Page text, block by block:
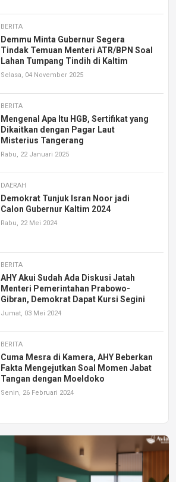
BERITA
Demmu Minta Gubernur Segera
Tindak Temuan Menteri ATR/BPN Soal
Lahan Tumpang Tindih di Kaltim
Selasa, 04 November 2025
BERITA
Mengenal Apa Itu HGB, Sertifikat yang
Dikaitkan dengan Pagar Laut
Misterius Tangerang
Rabu, 22 Januari 2025
DAERAH
Demokrat Tunjuk Isran Noor jadi
Calon Gubernur Kaltim 2024
Rabu, 22 Mei 2024
BERITA
AHY Akui Sudah Ada Diskusi Jatah
Menteri Pemerintahan Prabowo-
Gibran, Demokrat Dapat Kursi Segini
Jumat, 03 Mei 2024
BERITA
Cuma Mesra di Kamera, AHY Beberkan
Fakta Mengejutkan Soal Momen Jabat
Tangan dengan Moeldoko
Senin, 26 Februari 2024